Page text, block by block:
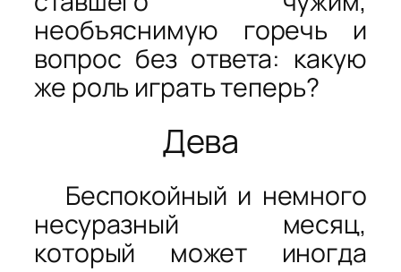
необъяснимую горечь и
вопрос без ответа: какую
же роль играть теперь?
Дева
Беспокойный и немного
несуразный месяц,
который может иногда